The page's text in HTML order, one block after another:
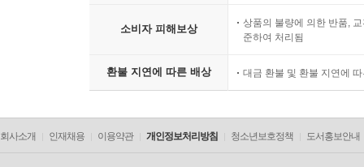
소비자 피해보상
상품의 불량에 의한 반품,
준하여 처리됨
환불 지연에 따른 배상 대금 환불 및 환불 지연에
회사소개 인재채용 이용약관 개인정보처리방침 청소년보호정책 도서홍보안내